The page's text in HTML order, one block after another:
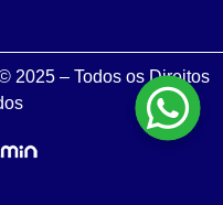
2025 – Todos os Direitos